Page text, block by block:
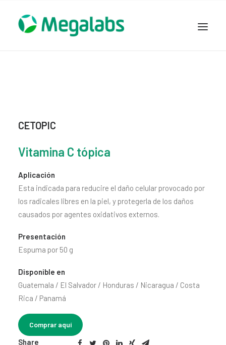
MEGASALUD
GARDEN HOUSE
NOVEDADES
SEGURIDAD Y RESPALDO
TRABAJAR EN MEGALABS
CONTACTO
SEARCH
CETOPIC
Vitamina C tópica
Aplicación
Esta indicada para reducire el daño celular provocado por
los radicales libres en la piel, y protegerla de los daños
causados por agentes oxidativos externos.
Presentación
Espuma por 50 g
Disponible en
Guatemala / El Salvador / Honduras / Nicaragua / Costa
Rica / Panamá
Comprar aquí
Share